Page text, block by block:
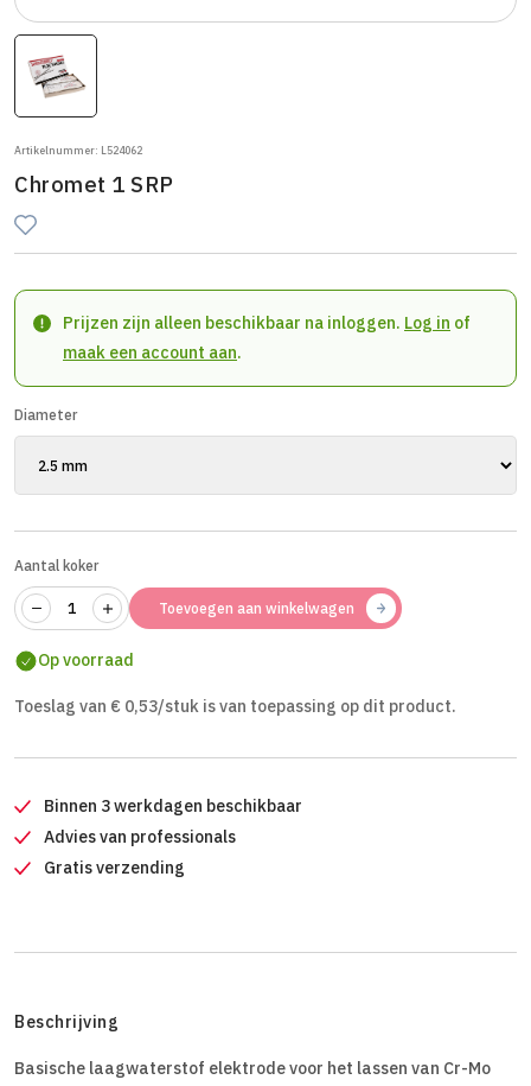
Artikelnummer: L524062
Chromet 1 SRP
Prijzen zijn alleen beschikbaar na inloggen. Log in of
maak een account aan.
Diameter
Aantal koker
Toevoegen aan winkelwagen
Op voorraad
Toeslag van € 0,53/stuk is van toepassing op dit product.
Binnen 3 werkdagen beschikbaar
Advies van professionals
Gratis verzending
Beschrijving
Basische laagwaterstof elektrode voor het lassen van Cr-Mo